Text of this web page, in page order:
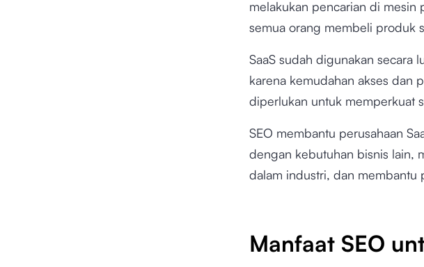
melakukan pencarian di mesin
semua orang membeli produk
SaaS sudah digunakan secara
karena kemudahan akses dan
diperlukan untuk memperkuat
SEO membantu perusahaan
dengan kebutuhan bisnis lain,
dalam industri, dan membantu
Manfaat SEO